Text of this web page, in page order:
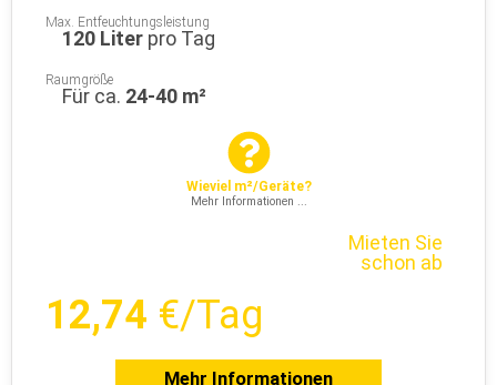
Max. Entfeuchtungsleistung
120 Liter pro Tag
Raumgröße
Für ca. 24-40 m²
Wieviel m²/Geräte?
Mehr Informationen ...
Mieten Sie
schon ab
12,74 €/Tag
Mehr Informationen